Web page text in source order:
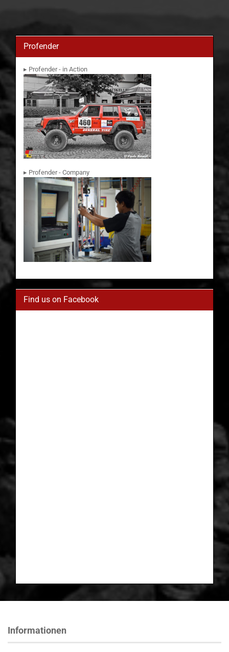
Profender
▸ Profender - in Action
▸ Profender - Company
Find us on Facebook
Informationen